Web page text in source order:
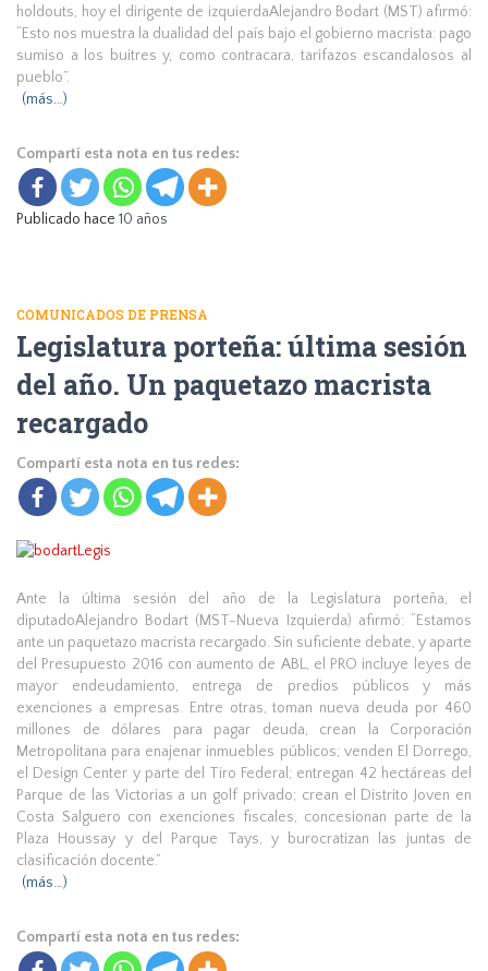
holdouts, hoy el dirigente de izquierdaAlejandro Bodart (MST) afirmó:
“Esto nos muestra la dualidad del país bajo el gobierno macrista: pago
sumiso a los buitres y, como contracara, tarifazos escandalosos al
pueblo”.
(más…)
Compartí esta nota en tus redes:
Publicado hace 10 años
COMUNICADOS DE PRENSA
Legislatura porteña: última sesión
del año. Un paquetazo macrista
recargado
Compartí esta nota en tus redes:
Ante la última sesión del año de la Legislatura porteña, el
diputadoAlejandro Bodart (MST-Nueva Izquierda) afirmó: “Estamos
ante un paquetazo macrista recargado. Sin suficiente debate, y aparte
del Presupuesto 2016 con aumento de ABL, el PRO incluye leyes de
mayor endeudamiento, entrega de predios públicos y más
exenciones a empresas. Entre otras, toman nueva deuda por 460
millones de dólares para pagar deuda, crean la Corporación
Metropolitana para enajenar inmuebles públicos; venden El Dorrego,
el Design Center y parte del Tiro Federal; entregan 42 hectáreas del
Parque de las Victorias a un golf privado; crean el Distrito Joven en
Costa Salguero con exenciones fiscales, concesionan parte de la
Plaza Houssay y del Parque Tays, y burocratizan las juntas de
clasificación docente.”
(más…)
Compartí esta nota en tus redes: